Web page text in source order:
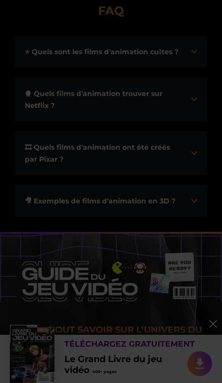
FAQ
⭐ Quels sont les films d'animation cultes ?
🍿 Quels films d'animation trouver sur
Netflix ?
🎞️ Quels films d'animation ont été créés
par Pixar ?
🎥 Exemples de films d'animation en 3D ?
POUR TOUT SAVOIR SUR L’UNIVERS DU
JEU VIDÉO !
TÉLÉCHARGEZ GRATUITEMENT
Le Grand Livre du jeu
vidéo 400+ pages